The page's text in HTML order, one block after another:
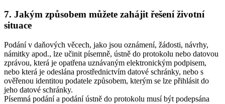
7. Jakým způsobem můžete zahájit řešení životní
situace
Podání v daňových věcech, jako jsou oznámení, žádosti, návrhy,
námitky apod., lze učinit písemně, ústně do protokolu nebo datovou
zprávou, která je opatřena uznávaným elektronickým podpisem,
nebo která je odeslána prostřednictvím datové schránky, nebo s
ověřenou identitou podatele způsobem, kterým se lze přihlásit do
jeho datové schránky.
Písemná podání a podání ústně do protokolu musí být podepsána